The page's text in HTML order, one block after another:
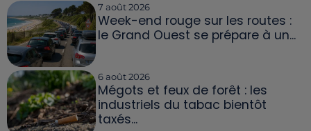
7 août 2026
Week-end rouge sur les routes :
le Grand Ouest se prépare à un...
6 août 2026
Mégots et feux de forêt : les
industriels du tabac bientôt
taxés...